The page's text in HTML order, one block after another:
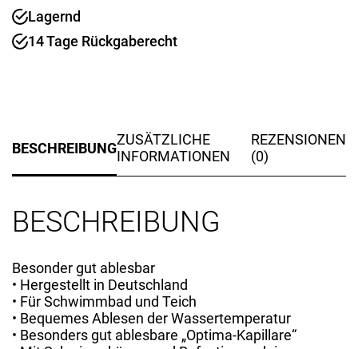
Lagernd
14 Tage Rückgaberecht
BESCHREIBUNGZUSÄTZLICHE
INFORMATIONEN
REZENSIONEN
(0)
BESCHREIBUNG
Besonder gut ablesbar
• Hergestellt in Deutschland
• Für Schwimmbad und Teich
• Bequemes Ablesen der Wassertemperatur
• Besonders gut ablesbare „Optima-Kapillare“